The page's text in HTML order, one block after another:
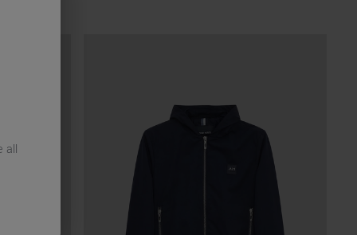
all